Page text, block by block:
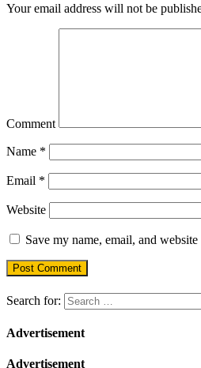
Your email address will not be
Comment
Name *
Email *
Website
Save my name, email, and
Search for:
Advertisement
Advertisement